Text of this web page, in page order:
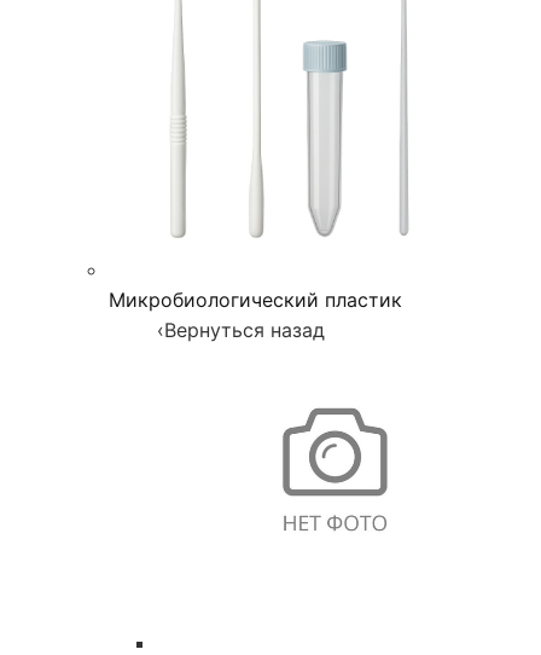
Микробиологический пластик
‹Вернуться назад